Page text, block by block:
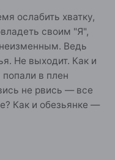
ослабить хватку,
своим "Я",
Ведь
Не выходит. Как и
в плен
не рвись — все
Как и обезьянке —